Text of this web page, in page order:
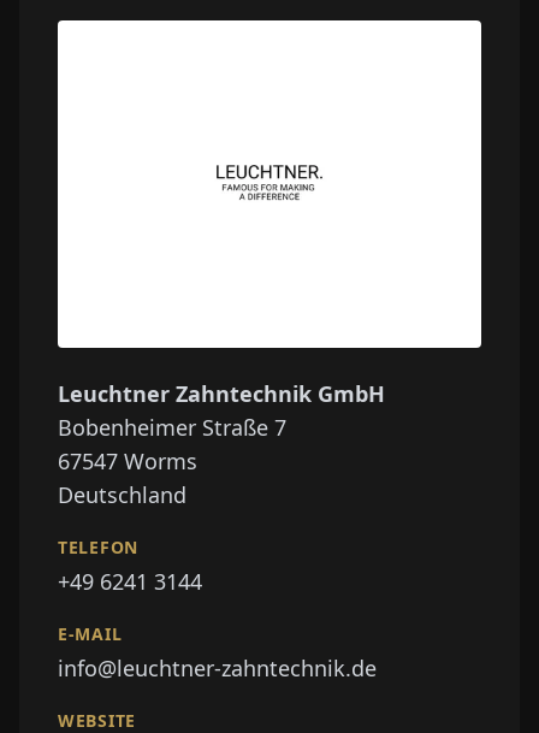
Leuchtner Zahntechnik GmbH
Bobenheimer Straße 7
67547 Worms
Deutschland
TELEFON
+49 6241 3144
E-MAIL
info@leuchtner-zahntechnik.de
WEBSITE